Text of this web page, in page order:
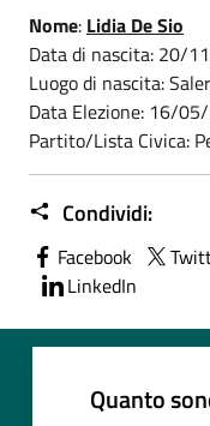
Nome: Lidia De Sio
Data di nascita: 20/
Luogo di nascita:
Data Elezione: 16/
Partito/Lista Civica:
Condividi:
Facebook
LinkedIn
Quanto